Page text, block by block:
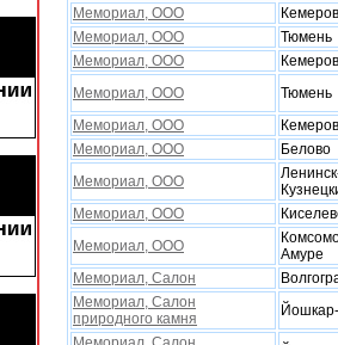
Мемориал, ООО
Мемориал, ООО
Тюмень
Мемориал, ООО
Мемориал, ООО
Тюмень
Мемориал, ООО
Мемориал, ООО
Белово
Мемориал, ООО
Мемориал, ООО
Мемориал, ООО
Амуре
Мемориал, Салон
Мемориал, Салон
природного камня